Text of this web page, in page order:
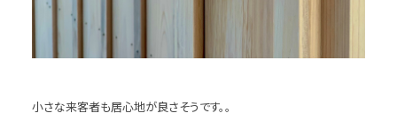
小さな来客者も居心地が良さそうです。。